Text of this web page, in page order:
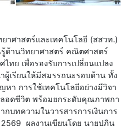
ยาศาสตร์และเทคโนโลยี (สสวท.)
ด้านวิทยาศาสตร์ คณิตศาสตร์
ทย เพื่อรองรับการเปลี่ยนแปลง
เรียนให้มีสมรรถนะรอบด้าน ทั้ง
หา การใช้เทคโนโลยีอย่างมีวิจา
อดชีวิต พร้อมยกระดับคุณภาพกา
กบทความในวารสารการเงินการ
ผลงานเขียนโดย นายปภิน